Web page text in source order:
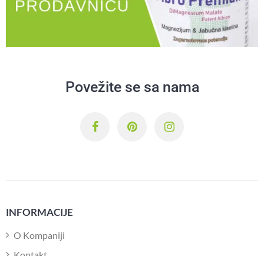
Povežite se sa nama
INFORMACIJE
O Kompaniji